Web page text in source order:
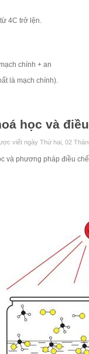
4C trở lện.
chính + an
là mạch chính).
học và
viết ngày Thứ hai, 02
và phương pháp điều